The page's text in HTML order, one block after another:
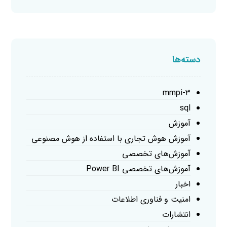
دسته‌ها
mmpi-۳
sql
آموزش
آموزش هوش تجاری با استفاده از هوش مصنوعی
آموزش‌های تخصصی
آموزش‌های تخصصی Power BI
اخبار
امنیت و فناوری اطلاعات
انتشارات